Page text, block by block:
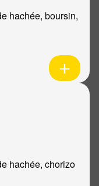
hachée, boursin,
hachée, chorizo